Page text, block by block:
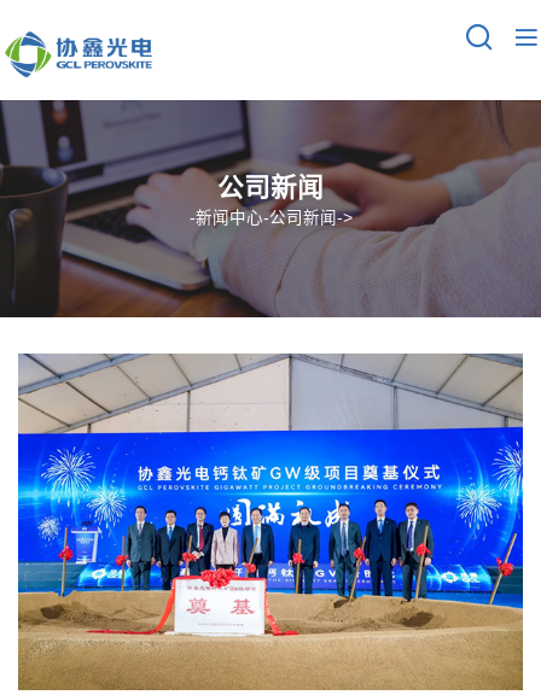
公司新闻
-新闻中心-公司新闻->